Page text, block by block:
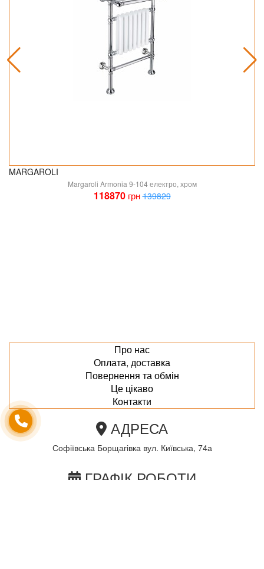
MARGAROLI
Margaroli Armonia 9-104 електро, хром
118870грн139829
Про нас
Оплата, доставка
Повернення та обмін
Це цікаво
Контакти
АДРЕСА
Софіївська Борщагівка вул. Київська, 74а
ГРАФІК РОБОТИ